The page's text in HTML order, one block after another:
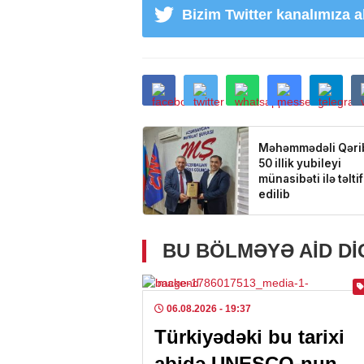
Bizim Twitter kanalımıza
BU BÖLMƏYƏ AID
06.08.2026 - 19:37
Türkiyədəki bu tarixi